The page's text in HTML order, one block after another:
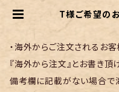
T様ご希望の
花蜀紅文の
・海外からご注文されるお
『海外から注文』とお書き頂
備考欄に記載がない場合で